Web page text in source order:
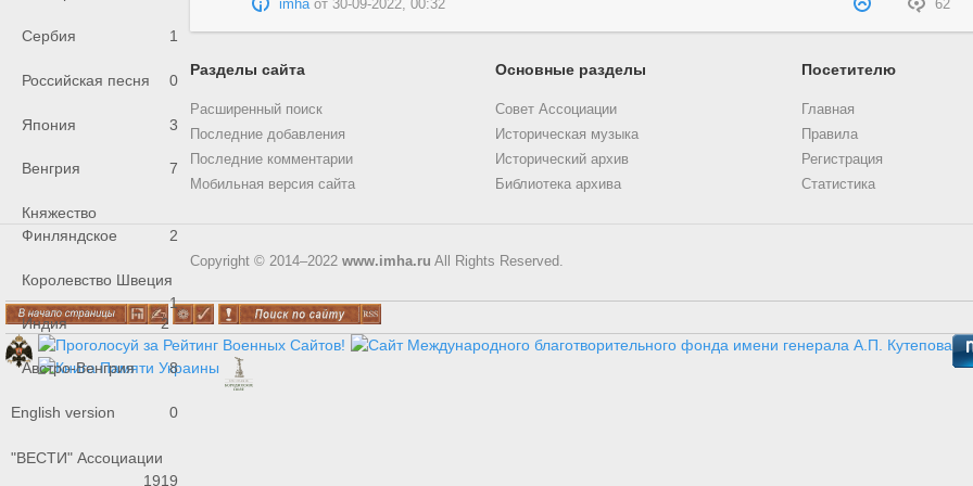
Сербия 1
Российская песня 0
Япония 3
Венгрия 7
Княжество
Финляндское
2
Королевство Швеция
1
Индия
2
Австро-Венгрия 8
English version 0
"ВЕСТИ" Ассоциации
1919
62
imhaот 30-09-2022, 00:32
Разделы сайта
Расширенный поиск
Последние добавления
Последние комментарии
Мобильная версия сайта
Основные разделы
Совет Ассоциации
Историческая музыка
Исторический архив
Библиотека архива
Посетителю
Главная
Правила
Регистрация
Статистика
Copyright © 2014–2022 www.imha.ru All Rights Reserved.